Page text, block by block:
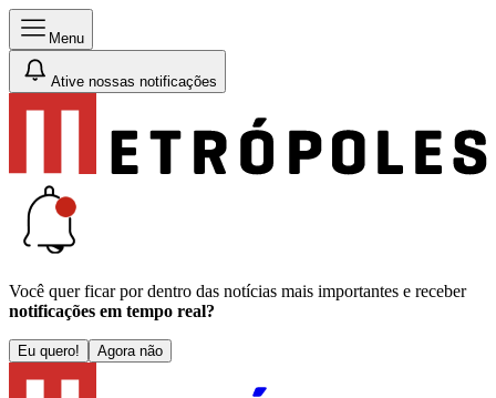
Menu
Ative nossas notificações
Você quer ficar por dentro das notícias mais importantes e receber
notificações em tempo real?
Eu quero! Agora não